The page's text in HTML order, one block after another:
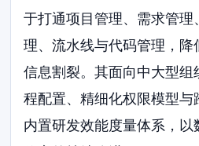
于打通项目管理、需求管理
理、流水线与代码管理，降
信息割裂。其面向中大型
程配置、精细化权限模型
内置研发效能度量体系，